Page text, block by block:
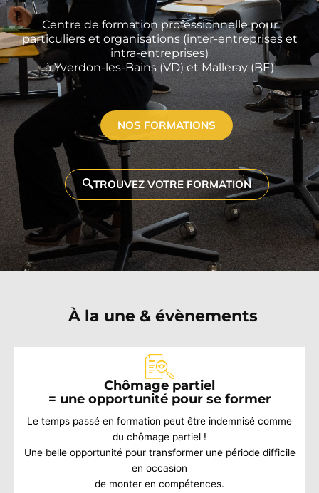
Centre de formation professionnelle pour
particuliers et organisations (inter-entreprises et
intra-entreprises)
à Yverdon-les-Bains (VD) et Malleray (BE)
NOS FORMATIONS
TROUVEZ VOTRE FORMATION
À la une & évènements
Chômage partiel
= une opportunité pour se former
Le temps passé en formation peut être indemnisé comme
du chômage partiel !
Une belle opportunité pour transformer une période difficile
en occasion
de monter en compétences.